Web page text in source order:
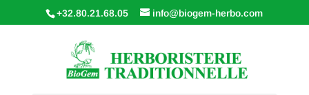
+32.80.21.68.05 info@biogem-herbo.com